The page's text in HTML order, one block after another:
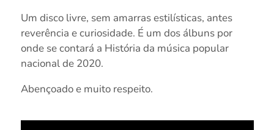
Um disco livre, sem amarras estilísticas, antes
reverência e curiosidade. É um dos álbuns por
onde se contará a História da música popular
nacional de 2020.
Abençoado e muito respeito.